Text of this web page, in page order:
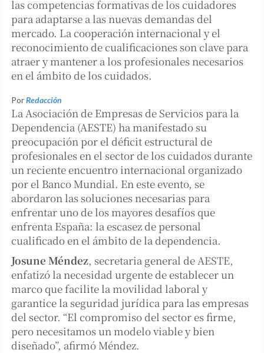
las competencias formativas de los cuidadores
para adaptarse a las nuevas demandas del
mercado. La cooperación internacional y el
reconocimiento de cualificaciones son clave para
atraer y mantener a los profesionales necesarios
en el ámbito de los cuidados.
PorRedacción
La Asociación de Empresas de Servicios para la
Dependencia (AESTE) ha manifestado su
preocupación por el déficit estructural de
profesionales en el sector de los cuidados durante
un reciente encuentro internacional organizado
por el Banco Mundial. En este evento, se
abordaron las soluciones necesarias para
enfrentar uno de los mayores desafíos que
enfrenta España: la escasez de personal
cualificado en el ámbito de la dependencia.
Josune Méndez, secretaria general de AESTE,
enfatizó la necesidad urgente de establecer un
marco que facilite la movilidad laboral y
garantice la seguridad jurídica para las empresas
del sector. “El compromiso del sector es firme,
pero necesitamos un modelo viable y bien
diseñado”, afirmó Méndez.